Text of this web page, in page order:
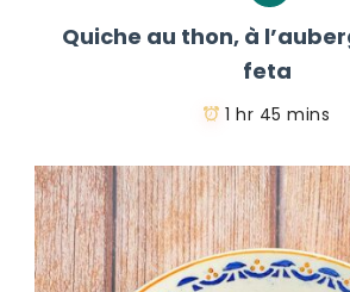
Quiche au thon, à
feta
1 hr 45 mins